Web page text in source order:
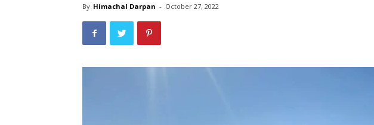
By Himachal Darpan - October 27, 2022